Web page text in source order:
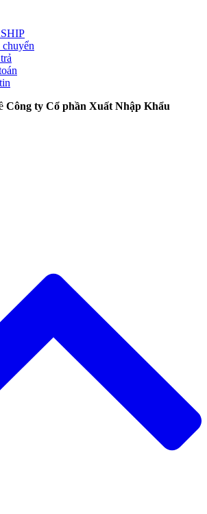
Công ty Cổ phần Xuất Nhập Khẩu